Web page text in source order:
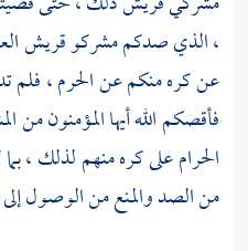
، الذي صدكممشركو قريش
عن كره منكم عن الحرم ، فلم
فأقصكم الله أيها المؤمنون من
الحرام على كره منهم لذلك ،
من الصد والمنع من الوصول